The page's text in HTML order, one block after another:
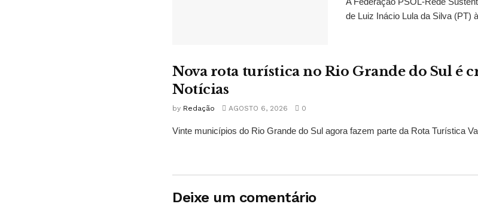
de Luiz Inácio Lula da Silva (PT)
Nova rota turística no Rio Grande do Sul é
Notícias
by Redação AGOSTO 6, 2026 0
Vinte municípios do Rio Grande do Sul agora fazem parte da Rota Turística
Deixe um comentário